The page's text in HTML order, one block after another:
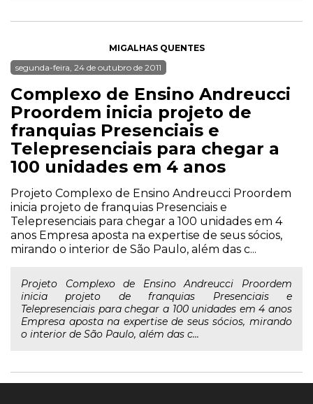
MIGALHAS QUENTES
segunda-feira, 24 de outubro de 2011
Complexo de Ensino Andreucci
Proordem inicia projeto de
franquias Presenciais e
Telepresenciais para chegar a
100 unidades em 4 anos
Projeto Complexo de Ensino Andreucci Proordem
inicia projeto de franquias Presenciais e
Telepresenciais para chegar a 100 unidades em 4
anos Empresa aposta na expertise de seus sócios,
mirando o interior de São Paulo, além das c...
Projeto Complexo de Ensino Andreucci Proordem
inicia projeto de franquias Presenciais e
Telepresenciais para chegar a 100 unidades em 4 anos
Empresa aposta na expertise de seus sócios, mirando
o interior de São Paulo, além das c...